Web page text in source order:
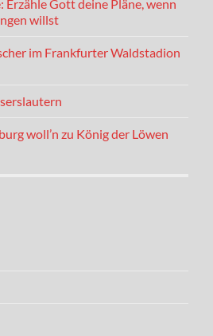
Erzähle Gott deine Pläne, wenn
willst
im Frankfurter Waldstadion
woll’n zu König der Löwen